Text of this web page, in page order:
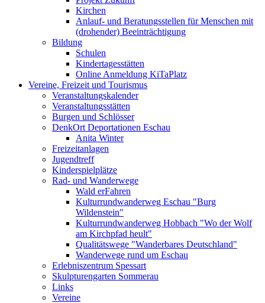
Kirchen
Anlauf- und Beratungsstellen für Menschen mit
(drohender) Beeinträchtigung
Bildung
Schulen
Kindertagesstätten
Online Anmeldung KiTaPlatz
Vereine, Freizeit und Tourismus
Veranstaltungskalender
Veranstaltungsstätten
Burgen und Schlösser
DenkOrt Deportationen Eschau
Anita Winter
Freizeitanlagen
Jugendtreff
Kinderspielplätze
Rad- und Wanderwege
Wald erFahren
Kulturrundwanderweg Eschau "Burg
Wildenstein"
Kulturrundwanderweg Hobbach "Wo der Wolf
am Kirchpfad heult"
Qualitätswege "Wanderbares Deutschland"
Wanderwege rund um Eschau
Erlebniszentrum Spessart
Skulpturengarten Sommerau
Links
Vereine